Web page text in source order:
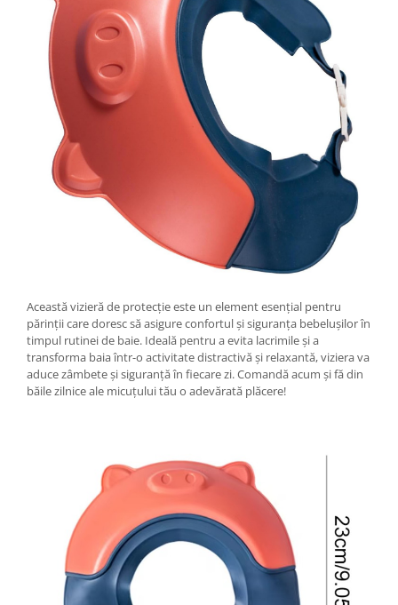
Pentru Casa si Camping
Aragaze, plite, piese butelii de
Accesorii aragaze & butelii
Pirostrii si accesorii pentru gatit
Plite & aragaze
Iluminat & electrice
Prelungitoare & cabluri electrice
Corpuri de iluminat
Lampi solare
Lanterne
Lumina de crestere pentru plante
Cantare comerciale
Cantare Corporale
Aparate de spalat cu presiune si
Accesorii aparatele de spalat cu
presiune
Această vizieră de protecție este un element esențial pentru
părinții care doresc să asigure confortul și siguranța bebelușilor în
timpul rutinei de baie. Ideală pentru a evita lacrimile și a
transforma baia într-o activitate distractivă și relaxantă, viziera va
aduce zâmbete și siguranță în fiecare zi. Comandă acum și fă din
băile zilnice ale micuțului tău o adevărată plăcere!